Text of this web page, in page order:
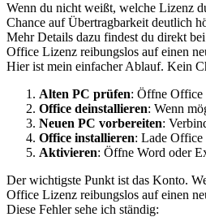
Wenn du nicht weißt, welche Lizenz
Chance auf Übertragbarkeit deutlich
Mehr Details dazu findest du direkt
Office Lizenz reibungslos auf einen
Hier ist mein einfacher Ablauf. Kein
Alten PC prüfen: Öffne Office
Office deinstallieren: Wenn
Neuen PC vorbereiten:
Office installieren: Lade Office
Aktivieren: Öffne Word oder
Der wichtigste Punkt ist das Konto.
Office Lizenz reibungslos auf einen
Diese Fehler sehe ich ständig: